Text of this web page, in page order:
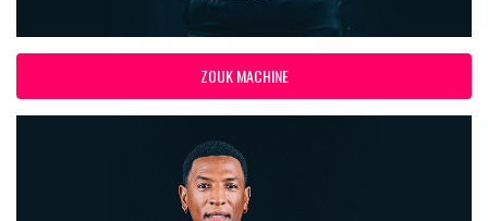
ZOUK MACHINE